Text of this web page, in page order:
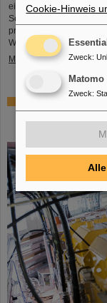
einen wesentlich
Sekunde in 300
präziser als die
Wissenschaftler*innen
Mehr »
Italienisch-
Pavia erhält
gemeinsames
Cookie-Hinweis
Zweck:
Matomo
Zweck: